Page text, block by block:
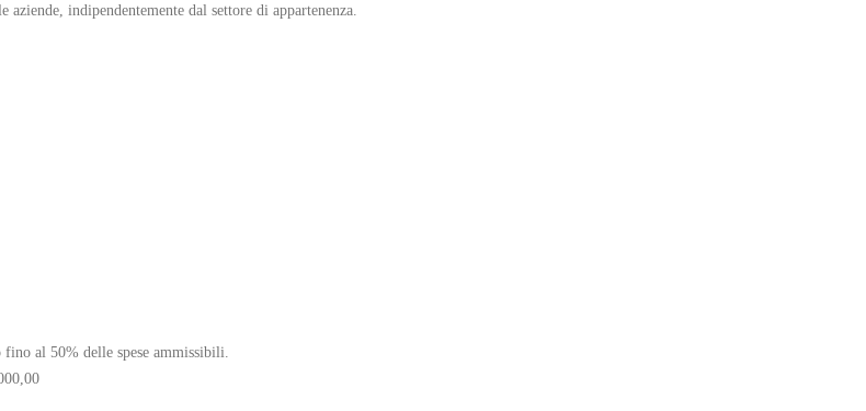
indipendentemente dal settore di appartenenza.
fino al 50% delle spese ammissibili.